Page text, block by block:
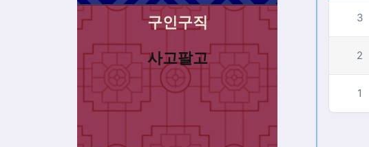
구인구직
사고팔고
3
2
1